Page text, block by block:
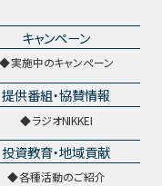
キャンペーン
実施中のキャンペーン
提供番組・協賛情報
ラジオNIKKEI
投資教育・地域貢献
各種活動のご紹介